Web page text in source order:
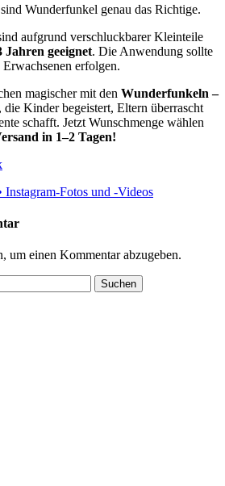
Wunderfunkel genau das Richtige.
aufgrund verschluckbarer Kleinteile
geeignet. Die Anwendung sollte
erfolgen.
magischer mit den Wunderfunkeln –
, die Kinder begeistert, Eltern überrascht
schafft. Jetzt Wunschmenge wählen
in 1–2 Tagen!
Fotos und -Videos
um einen Kommentar abzugeben.